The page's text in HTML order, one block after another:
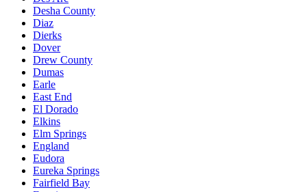
Desha County
Diaz
Dierks
Dover
Drew County
Dumas
Earle
East End
El Dorado
Elkins
Elm Springs
England
Eudora
Eureka Springs
Fairfield Bay